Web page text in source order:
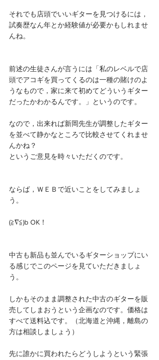
それでも店頭でいいギターを見つけるには，
試奏歴なん年とか経験値が必要かもしれませ
んね。
前述の生徒さんが言うには「私のレベルで店
頭でアコギを買ってくるのは一種の賭けのよ
うなもので，家に来て初めてどういうギター
だったかわかるんです。」というのです。
なので，出来れば新岡先生が調整したギター
を並べて静かなところで比較させてくれませ
んかね？
というご意見を時々いただくのです。
ならば，ＷＥＢで近いことをしてみましょ
う。
(≧∇≦)b OK！
中古も新品も並んでいるギターショップにい
る感じでこのページを見ていただきましょ
う。
しかもそのまま調整された中古のギターを販
売してしまおうという企画なのです。価格は
すべて送料込です。（北海道と沖縄，離島の
方は相談しましょう）
先に誰かに買われたらどうしようという緊張